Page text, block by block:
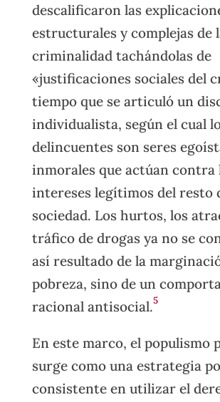
descalificaron las
estructurales y complejas de
criminalidad tachándolas de
«justificaciones sociales del
tiempo que se articuló un
individualista, según el cual
delincuentes son seres
inmorales que actúan contra
intereses legítimos del resto
sociedad. Los hurtos, los
tráfico de drogas ya no se
así resultado de la
pobreza, sino de un
racional antisocial.5
En este marco, el populismo
surge como una estrategia
consistente en utilizar el